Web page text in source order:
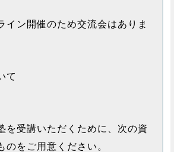
イン開催のため交流会はありま
て
を受講いただくために、次の資
のをご用意ください。